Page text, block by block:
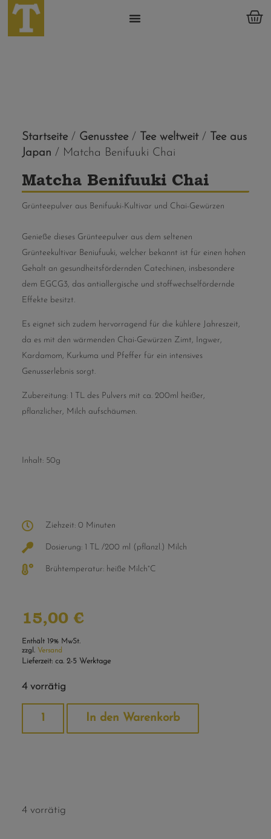
Startseite/ Genusstee/ Tee weltweit/
Tee aus
Japan / Matcha Benifuuki Chai
Matcha Benifuuki Chai
Grünteepulver aus Benifuuki-Kultivar und Chai-Gewürzen
Genieße dieses Grünteepulver aus dem seltenen
Grünteekultivar Beniufuuki, welcher bekannt ist für einen hohen
Gehalt an gesundheitsfördernden Catechinen, insbesondere
dem EGCG3, das antiallergische und stoffwechselfördernde
Effekte besitzt.
Es eignet sich zudem hervorragend für die kühlere Jahreszeit,
da es mit den wärmenden Chai-Gewürzen Zimt, Ingwer,
Kardamom, Kurkuma und Pfeffer für ein intensives
Genusserlebnis sorgt.
Zubereitung: 1 TL des Pulvers mit ca. 200ml heißer,
pflanzlicher, Milch aufschäumen.
Inhalt: 50g
Ziehzeit: 0 Minuten
Dosierung: 1 TL /200 ml (pflanzl.) Milch
Brühtemperatur: heiße Milch°C
15,00 €
Enthält 19% MwSt.
zzgl. Versand
Lieferzeit: ca. 2-5 Werktage
4 vorrätig
In den Warenkorb
4 vorrätig